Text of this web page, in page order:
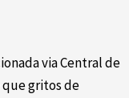
via Central de
que gritos de